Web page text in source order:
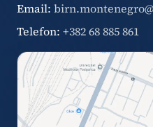
Email:
Telefon: +382 68 885 861